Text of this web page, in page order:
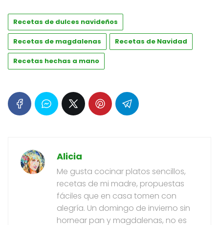
Recetas de dulces navideños
Recetas de magdalenas Recetas de Navidad
Recetas hechas a mano
Alicia
Me gusta cocinar platos sencillos,
recetas de mi madre, propuestas
fáciles que en casa tomen con
alegría. Un domingo de invierno sin
hornear pan y magdalenas, no es